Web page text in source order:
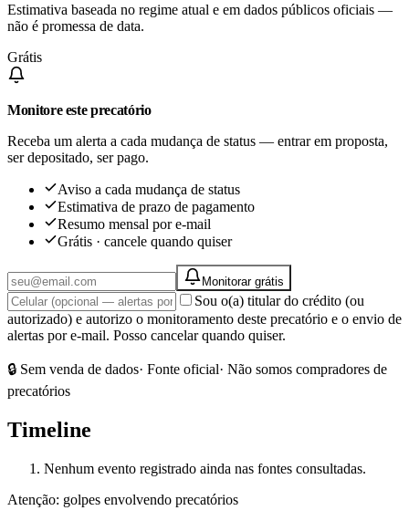
Estimativa baseada no regime atual e em dados públicos oficiais —
não é promessa de data.
Grátis
Monitore este precatório
Receba um alerta a cada mudança de status — entrar em proposta,
ser depositado, ser pago.
Aviso a cada mudança de status
Estimativa de prazo de pagamento
Resumo mensal por e-mail
Grátis · cancele quando quiser
Monitorar grátis
Sou o(a) titular do crédito (ou
autorizado) e autorizo o monitoramento deste precatório e o envio de
alertas por e-mail. Posso cancelar quando quiser.
🔒 Sem venda de dados· Fonte oficial· Não somos compradores de
precatórios
Timeline
Nenhum evento registrado ainda nas fontes consultadas.
Atenção: golpes envolvendo precatórios